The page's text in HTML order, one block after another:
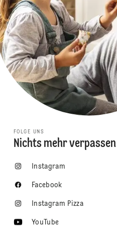
FOLGE UNS
Nichts mehr verpassen
Instagram
Facebook
Instagram Pizza
YouTube